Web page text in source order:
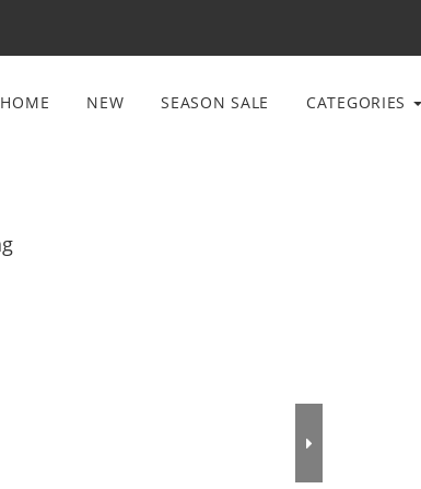
HOME NEW SEASON SALE CATEGORIES